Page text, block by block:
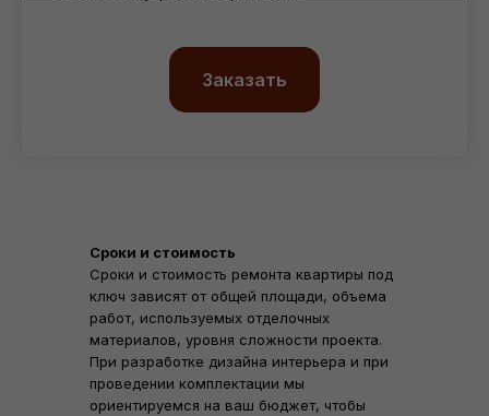
Заказать
Сроки и стоимость
Сроки и стоимость ремонта квартиры под
ключ зависят от общей площади, объема
работ, используемых отделочных
материалов, уровня сложности проекта.
При разработке дизайна интерьера и при
проведении комплектации мы
ориентируемся на ваш бюджет, чтобы